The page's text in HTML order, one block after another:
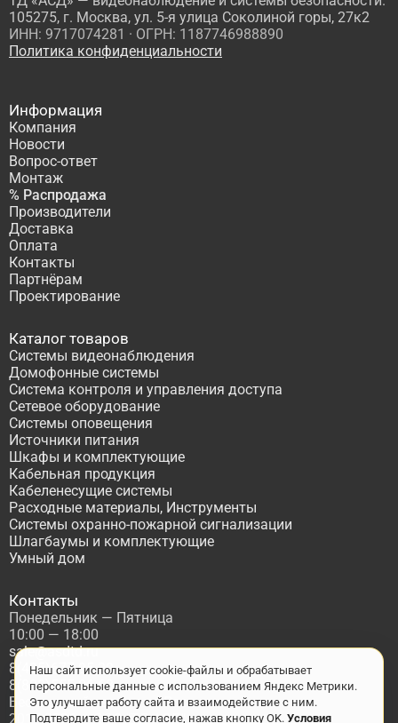
105275, г. Москва, ул. 5-я улица Соколиной горы, 27к2
ИНН: 9717074281 · ОГРН: 1187746988890
Политика конфиденциальности
Информация
Компания
Новости
Вопрос-ответ
Монтаж
% Распродажа
Производители
Доставка
Оплата
Контакты
Партнёрам
Проектирование
Каталог товаров
Системы видеонаблюдения
Домофонные системы
Система контроля и управления доступа
Сетевое оборудование
Системы оповещения
Источники питания
Шкафы и комплектующие
Кабельная продукция
Кабеленесущие системы
Расходные материалы, Инструменты
Системы охранно-пожарной сигнализации
Шлагбаумы и комплектующие
Умный дом
Контакты
Понедельник — Пятница
10:00 — 18:00
sale@asdtd.ru
8(495)677-95-20
8(800)555-06-68
Бесплатный звонок по России
2017-2026 г. ООО "ТД АСД"
Наш сайт использует cookie-файлы и обрабатывает
персональные данные с использованием Яндекс Метрики.
Это улучшает работу сайта и взаимодействие с ним.
Подтвердите ваше согласие, нажав кнопку OK. Условия